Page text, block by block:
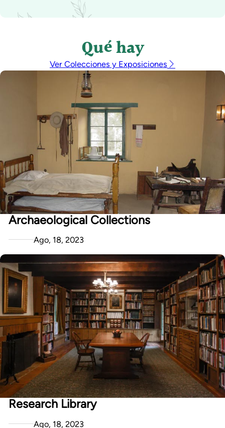
Qué hay
Ver Colecciones y Exposiciones
Archaeological Collections
Ago, 18, 2023
Research Library
Ago, 18, 2023